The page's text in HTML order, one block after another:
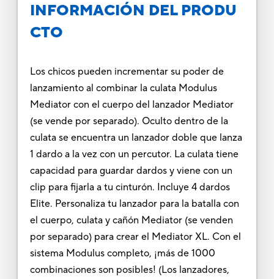
INFORMACIÓN DEL PRODU
CTO
Los chicos pueden incrementar su poder de
lanzamiento al combinar la culata Modulus
Mediator con el cuerpo del lanzador Mediator
(se vende por separado). Oculto dentro de la
culata se encuentra un lanzador doble que lanza
1 dardo a la vez con un percutor. La culata tiene
capacidad para guardar dardos y viene con un
clip para fijarla a tu cinturón. Incluye 4 dardos
Elite. Personaliza tu lanzador para la batalla con
el cuerpo, culata y cañón Mediator (se venden
por separado) para crear el Mediator XL. Con el
sistema Modulus completo, ¡más de 1000
combinaciones son posibles! (Los lanzadores,